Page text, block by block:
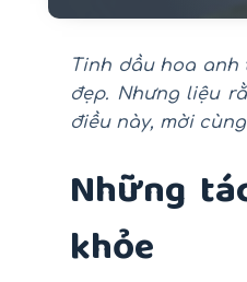
Tinh dầu hoa anh
đẹp. Nhưng liệu
điều này, mời
Những
khỏe